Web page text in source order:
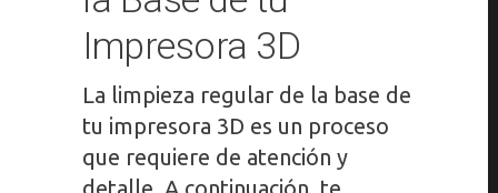
Impresora 3D
La limpieza regular de la base de
tu impresora 3D es un proceso
que requiere de atención y